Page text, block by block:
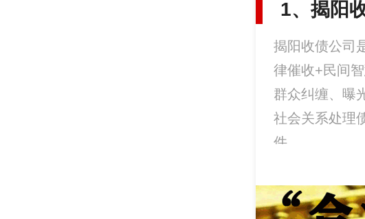
1、揭阳
揭阳收债公司
律催收+民间
群众纠缠、曝
社会关系处理
件。